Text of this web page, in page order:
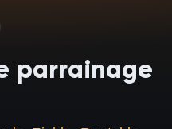
parrainage